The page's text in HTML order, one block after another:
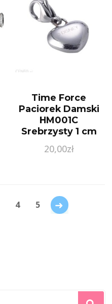
Time Force
Paciorek Damski
HM001C
Srebrzysty 1 cm
20,00zł
4 5